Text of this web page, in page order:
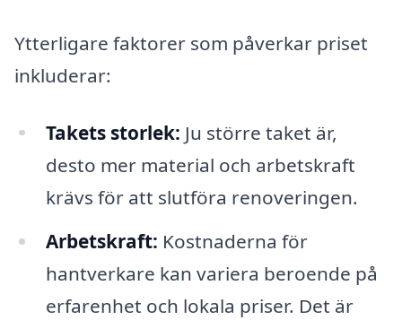
Ytterligare faktorer som påverkar priset
inkluderar:
Takets storlek: Ju större taket är,
desto mer material och arbetskraft
krävs för att slutföra renoveringen.
Arbetskraft: Kostnaderna för
hantverkare kan variera beroende på
erfarenhet och lokala priser. Det är